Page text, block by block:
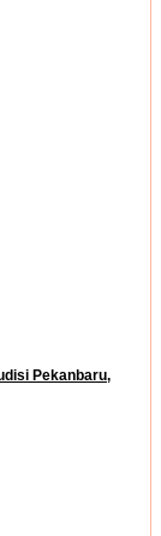
Pekanbaru,